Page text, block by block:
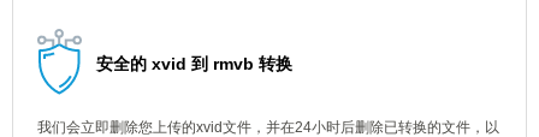
安全的 xvid 到 rmvb 转换
我们会立即删除您上传的xvid文件，并在24小时后删除已转换的文件，以